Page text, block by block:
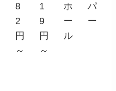
8
2
円
～
1
9
円
～
ホ
ー
ル
パ
ー